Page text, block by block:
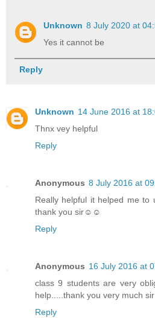
Unknown 8 July 2020 at
Yes it cannot be
Reply
Unknown 14 June 2016 at
Thnx vey helpful
Reply
Anonymous 8 July 2016 at
Really helpful it helped me to
thank you sir☺☺
Reply
Anonymous 16 July 2016 at
class 9 students are very
help.....thank you very much sir
Reply